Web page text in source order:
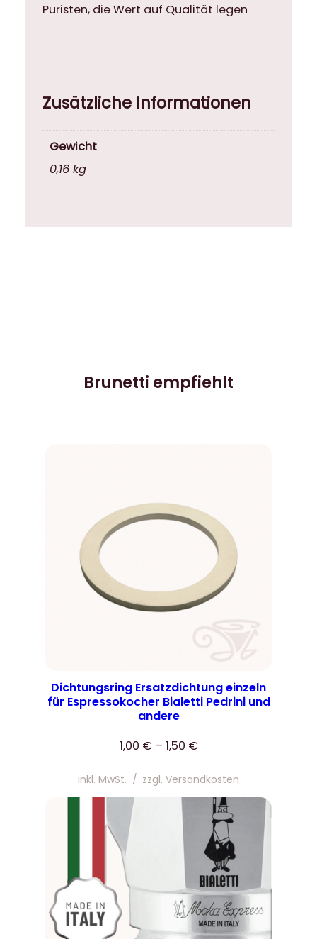
Puristen, die Wert auf Qualität legen
Zusätzliche Informationen
Gewicht
0,16 kg
Brunetti empfiehlt
Dichtungsring Ersatzdichtung einzeln
für Espressokocher Bialetti Pedrini und
andere
1,00 € – 1,50 €
inkl. MwSt. / zzgl. Versandkosten